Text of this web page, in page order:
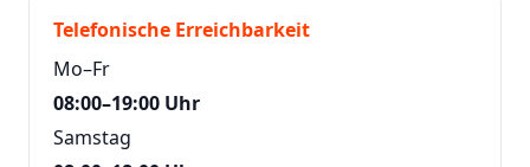
Telefonische Erreichbarkeit
Mo–Fr
08:00–19:00 Uhr
Samstag